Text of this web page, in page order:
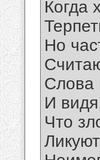
Когда
Но
Слова
И
Что